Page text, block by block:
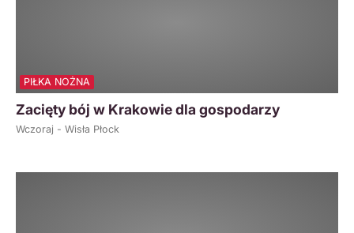
PIŁKA NOŻNA
Zacięty bój w Krakowie dla gospodarzy
Wczoraj - Wisła Płock